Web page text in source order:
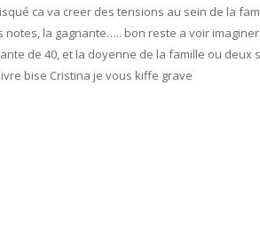
ca va creer des tensions au sein de la
notes, la gagnante….. bon reste a voir
de 40, et la doyenne de la famille ou deux
bise Cristina je vous kiffe grave